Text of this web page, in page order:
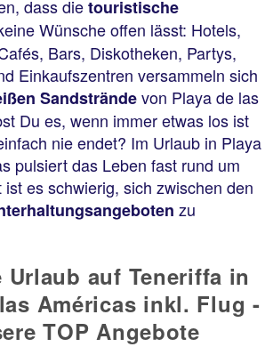
dass dietouristische
Wünsche offen lässt: Hotels,
Bars, Diskotheken, Partys,
Einkaufszentren versammeln sich
Sandsträndevon Playa de las
Du es, wenn immer etwas los ist
nie endet? Im Urlaub in Playa
pulsiert das Leben fast rund um
es schwierig, sich zwischen den
zu
Urlaub auf Teneriffa in
Américas inkl. Flug -
TOP Angebote